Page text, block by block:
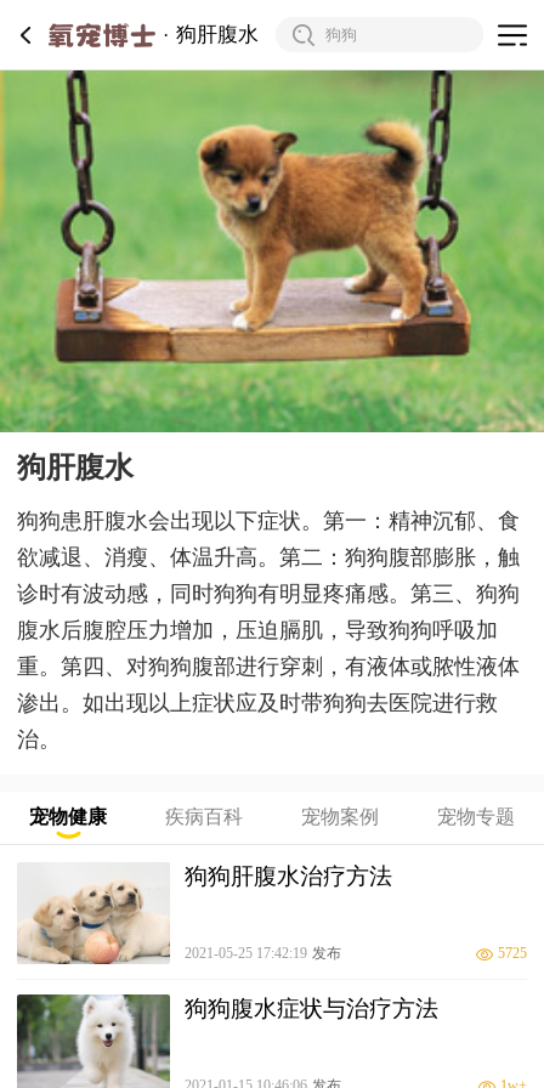
狗肝腹水
狗肝腹水
狗狗患肝腹水会出现以下症状。第一：精神沉郁、食
欲减退、消瘦、体温升高。第二：狗狗腹部膨胀，触
诊时有波动感，同时狗狗有明显疼痛感。第三、狗狗
腹水后腹腔压力增加，压迫膈肌，导致狗狗呼吸加
重。第四、对狗狗腹部进行穿刺，有液体或脓性液体
渗出。如出现以上症状应及时带狗狗去医院进行救
治。
宠物健康 疾病百科 宠物案例 宠物专题
狗狗肝腹水治疗方法
2021-05-25 17:42:19 发布 5725
狗狗腹水症状与治疗方法